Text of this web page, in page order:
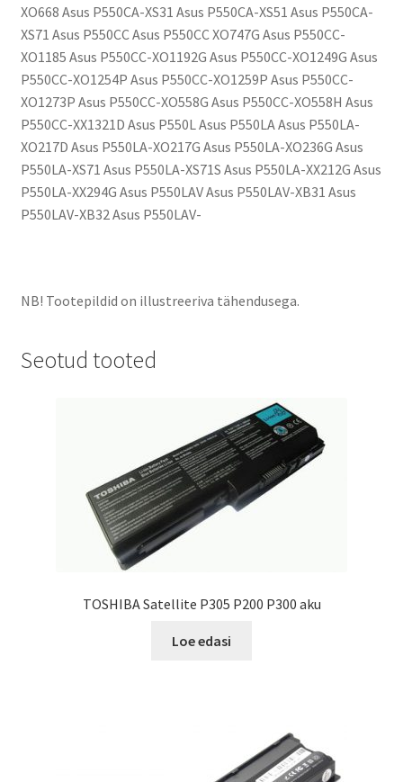
XO668 Asus P550CA-XS31 Asus P550CA-XS51 Asus P550CA-
XS71 Asus P550CC Asus P550CC XO747G Asus P550CC-
XO1185 Asus P550CC-XO1192G Asus P550CC-XO1249G Asus
P550CC-XO1254P Asus P550CC-XO1259P Asus P550CC-
XO1273P Asus P550CC-XO558G Asus P550CC-XO558H Asus
P550CC-XX1321D Asus P550L Asus P550LA Asus P550LA-
XO217D Asus P550LA-XO217G Asus P550LA-XO236G Asus
P550LA-XS71 Asus P550LA-XS71S Asus P550LA-XX212G Asus
P550LA-XX294G Asus P550LAV Asus P550LAV-XB31 Asus
P550LAV-XB32 Asus P550LAV-
NB! Tootepildid on illustreeriva tähendusega.
Seotud tooted
TOSHIBA Satellite P305 P200 P300 aku
Loe edasi